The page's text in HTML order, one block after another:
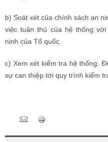
b) Soát xét của chính sách an
việc tuân thủ của hệ thống
ninh của Tổ quốc.
c) Xem xét kiểm tra hệ thống:
sự can thiệp tới quy trình kiểm